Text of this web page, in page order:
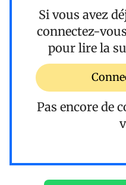
Si vous avez
connectez-vous
pour lire la
Pas encore de